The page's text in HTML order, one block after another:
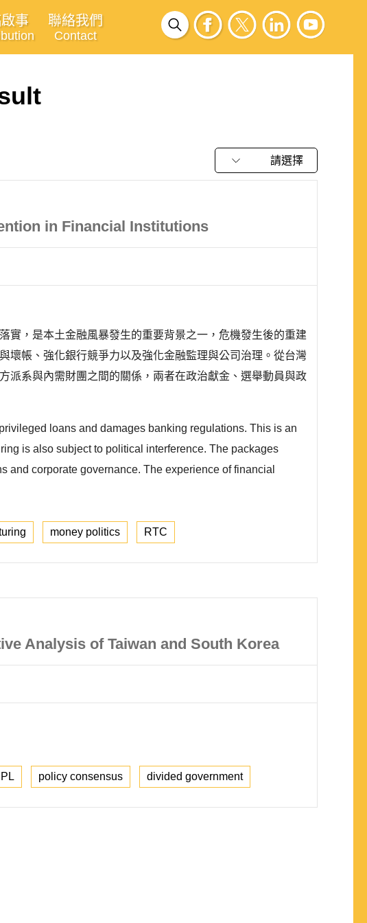
事 聯絡我們
Contact
請選擇
in Financial Institutions
實，是本土金融風暴發生的重要背景之一，危機發生後的重建
壞帳、強化銀行競爭力以及強化金融監理與公司治理。從台灣
派系與內需財團之間的關係，兩者在政治獻金、選舉動員與政
loans and damages banking regulations. This is an
is also subject to political interference. The packages
corporate governance. The experience of financial
money politics RTC
Analysis of Taiwan and South Korea
policy consensus divided government